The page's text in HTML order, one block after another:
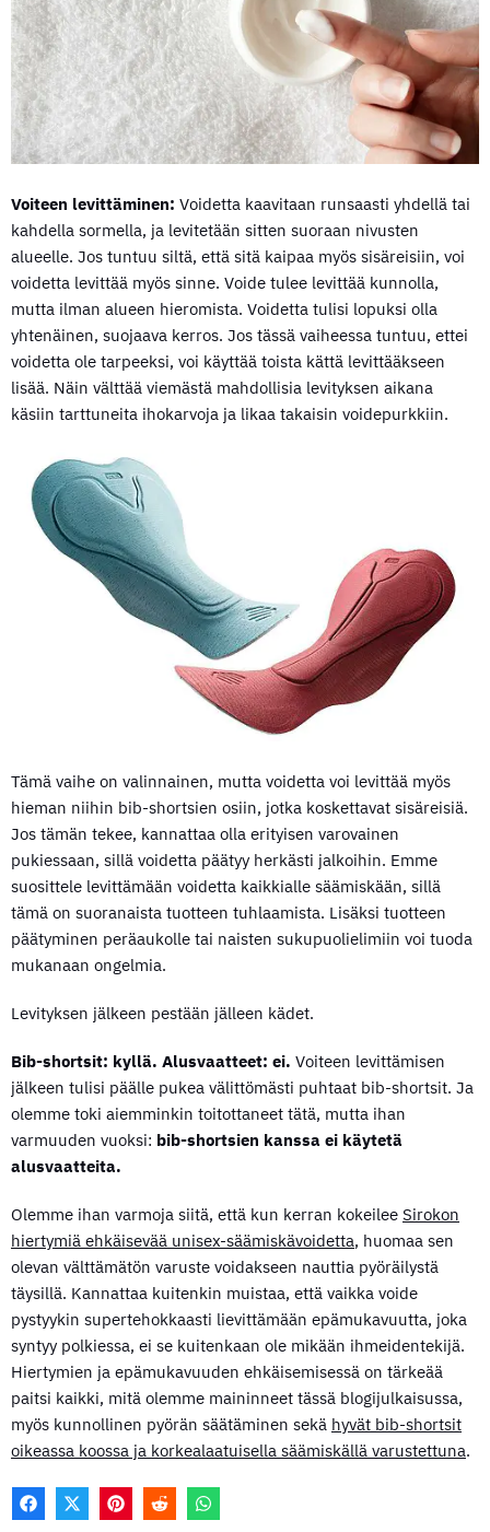
Voiteen levittäminen: Voidetta kaavitaan runsaasti yhdellä tai
kahdella sormella, ja levitetään sitten suoraan nivusten
alueelle. Jos tuntuu siltä, että sitä kaipaa myös sisäreisiin, voi
voidetta levittää myös sinne. Voide tulee levittää kunnolla,
mutta ilman alueen hieromista. Voidetta tulisi lopuksi olla
yhtenäinen, suojaava kerros. Jos tässä vaiheessa tuntuu, ettei
voidetta ole tarpeeksi, voi käyttää toista kättä levittääkseen
lisää. Näin välttää viemästä mahdollisia levityksen aikana
käsiin tarttuneita ihokarvoja ja likaa takaisin voidepurkkiin.
Tämä vaihe on valinnainen, mutta voidetta voi levittää myös
hieman niihin bib-shortsien osiin, jotka koskettavat sisäreisiä.
Jos tämän tekee, kannattaa olla erityisen varovainen
pukiessaan, sillä voidetta päätyy herkästi jalkoihin. Emme
suosittele levittämään voidetta kaikkialle säämiskään, sillä
tämä on suoranaista tuotteen tuhlaamista. Lisäksi tuotteen
päätyminen peräaukolle tai naisten sukupuolielimiin voi tuoda
mukanaan ongelmia.
Levityksen jälkeen pestään jälleen kädet.
Bib-shortsit: kyllä. Alusvaatteet: ei. Voiteen levittämisen
jälkeen tulisi päälle pukea välittömästi puhtaat bib-shortsit. Ja
olemme toki aiemminkin toitottaneet tätä, mutta ihan
varmuuden vuoksi: bib-shortsien kanssa ei käytetä
alusvaatteita.
Olemme ihan varmoja siitä, että kun kerran kokeilee Sirokon
hiertymiä ehkäisevää unisex-säämiskävoidetta, huomaa sen
olevan välttämätön varuste voidakseen nauttia pyöräilystä
täysillä. Kannattaa kuitenkin muistaa, että vaikka voide
pystyykin supertehokkaasti lievittämään epämukavuutta, joka
syntyy polkiessa, ei se kuitenkaan ole mikään ihmeidentekijä.
Hiertymien ja epämukavuuden ehkäisemisessä on tärkeää
paitsi kaikki, mitä olemme maininneet tässä blogijulkaisussa,
myös kunnollinen pyörän säätäminen sekä hyvät bib-shortsit
oikeassa koossa ja korkealaatuisella säämiskällä varustettuna.
F
P
R